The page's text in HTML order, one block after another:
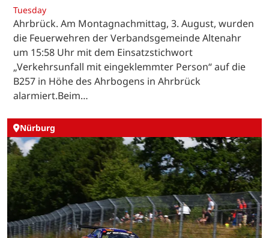
Tuesday
Ahrbrück. Am Montagnachmittag, 3. August, wurden
die Feuerwehren der Verbandsgemeinde Altenahr
um 15:58 Uhr mit dem Einsatzstichwort
„Verkehrsunfall mit eingeklemmter Person“ auf die
B257 in Höhe des Ahrbogens in Ahrbrück
alarmiert.Beim…
Nürburg